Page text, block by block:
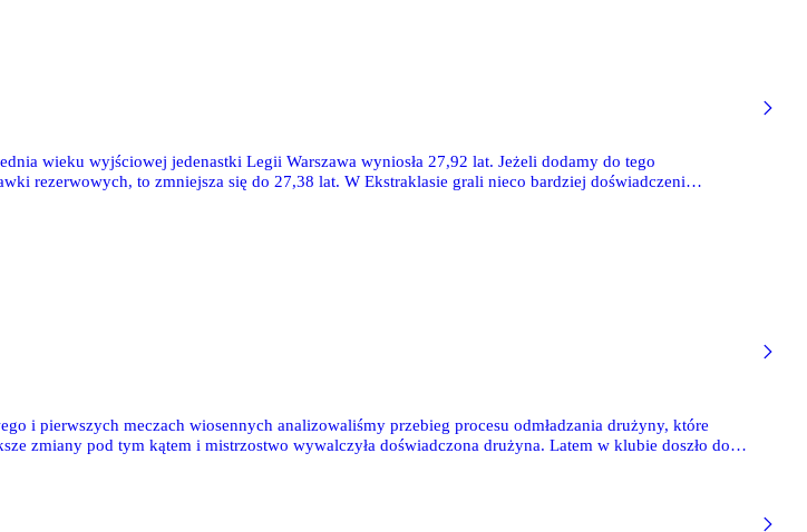
wieku wyjściowej jedenastki Legii Warszawa wyniosła 27,92 lat. Jeżeli dodamy do tego
rezerwowych, to zmniejsza się do 27,38 lat. W Ekstraklasie grali nieco bardziej doświadczeni
i pierwszych meczach wiosennych analizowaliśmy przebieg procesu odmładzania drużyny, które
zmiany pod tym kątem i mistrzostwo wywalczyła doświadczona drużyna. Latem w klubie doszło do